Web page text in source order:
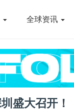
全球资讯
盛大召开！